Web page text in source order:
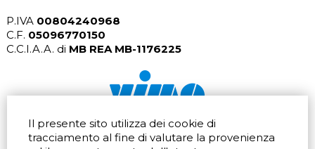
Il presente sito utilizza dei cookie di
tracciamento al fine di valutare la provenienza
P.IVA 00804240968
C.F. 05096770150
C.C.I.A.A. di MB REA MB-1176225
Via dell'artigianato 32Q
20865 Usmate Velate (MB)
Tel. +39 039 672520
Fax +39 039 672568